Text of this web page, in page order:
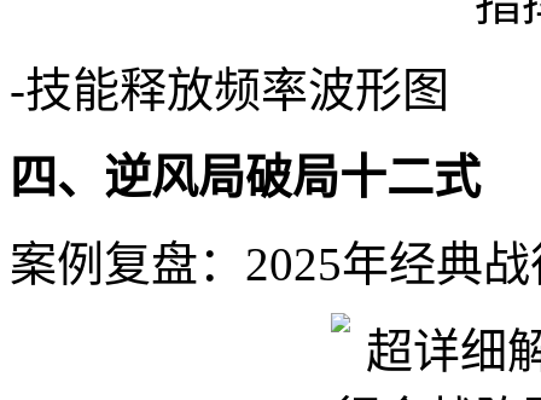
-技能释放频率波形图
四、逆风局破局十二式
案例复盘：2025年经典